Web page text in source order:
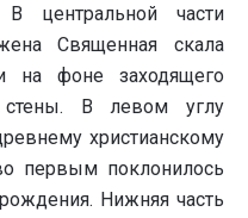
центральной части
Священная скала
на фоне заходящего
стены. В левом углу
христианскому
первым поклонилось
Нижняя часть